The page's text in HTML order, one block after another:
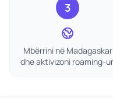
3
Mbërrini në Madagaskar
dhe aktivizoni roaming-